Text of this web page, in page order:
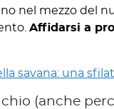
nel mezzo del
Affidarsi a
savana: una
(anche